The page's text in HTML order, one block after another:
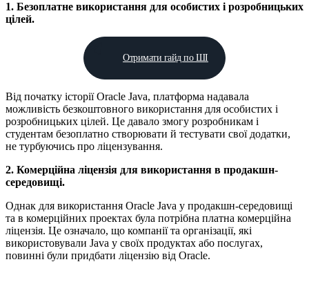
1. Безоплатне використання для особистих і розробницьких
цілей.
Отримати гайд по ШІ
Від початку історії Oracle Java, платформа надавала
можливість безкоштовного використання для особистих і
розробницьких цілей. Це давало змогу розробникам і
студентам безоплатно створювати й тестувати свої додатки,
не турбуючись про ліцензування.
2. Комерційна ліцензія для використання в продакшн-
середовищі.
Однак для використання Oracle Java у продакшн-середовищі
та в комерційних проектах була потрібна платна комерційна
ліцензія. Це означало, що компанії та організації, які
використовували Java у своїх продуктах або послугах,
повинні були придбати ліцензію від Oracle.